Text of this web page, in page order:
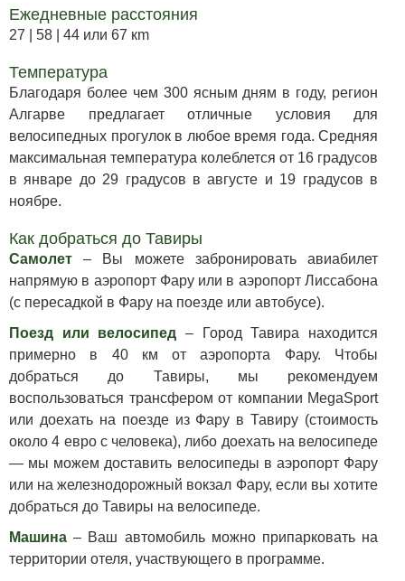
Ежедневные расстояния
27 | 58 | 44 или 67 кm
Температура
Благодаря более чем 300 ясным дням в году, регион
Алгарве предлагает отличные условия для
велосипедных прогулок в любое время года. Средняя
максимальная температура колеблется от 16 градусов
в январе до 29 градусов в августе и 19 градусов в
ноябре.
Как добраться до Тавиры
Самолет – Вы можете забронировать авиабилет
напрямую в аэропорт Фару или в аэропорт Лиссабона
(с пересадкой в ​​Фару на поезде или автобусе).
Поезд или велосипед – Город Тавира находится
примерно в 40 км от аэропорта Фару. Чтобы
добраться до Тавиры, мы рекомендуем
воспользоваться трансфером от компании MegaSport
или доехать на поезде из Фару в Тавиру (стоимость
около 4 евро с человека), либо доехать на велосипеде
— мы можем доставить велосипеды в аэропорт Фару
или на железнодорожный вокзал Фару, если вы хотите
добраться до Тавиры на велосипеде.
Машина – Ваш автомобиль можно припарковать на
территории отеля, участвующего в программе.